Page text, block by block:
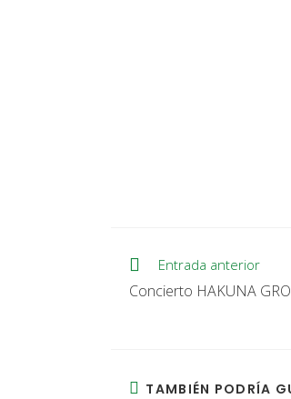
Entrada anterior
Concierto HAKUNA
TAMBIÉN PODRÍA